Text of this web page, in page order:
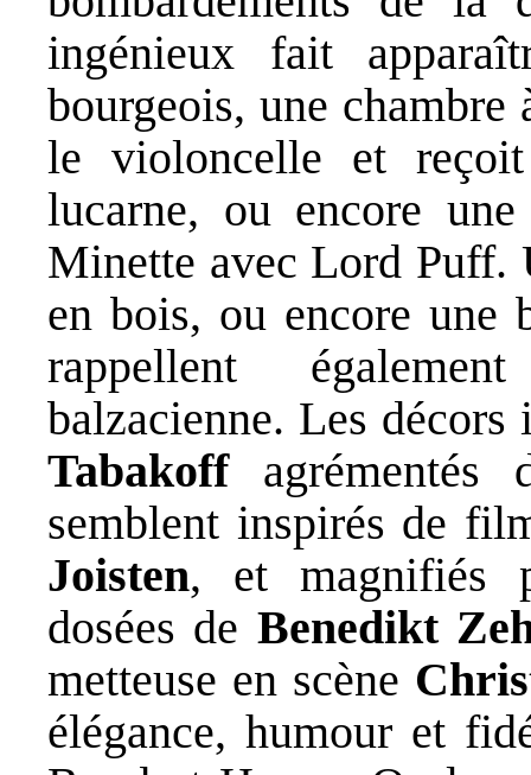
ingénieux fait
bourgeois, une
le violoncelle et
lucarne, ou encore
Minette avec Lord Puff.
en bois, ou encore une
rappellent
balzacienne. Les
Tabakoff
semblent inspirés de
Joisten, et magnifiés
dosées de Benedikt
metteuse en scène
élégance, humour et